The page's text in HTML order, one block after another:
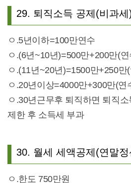
29. 퇴직소득 공제(비과세
ㅇ.5년이하=100만연수
ㅇ.(6년~10년)=500만+200만(연
ㅇ.(11년~20년)=1500만+250만
ㅇ.20년이상=4000만+300만(연
ㅇ.30년근무후 퇴직하면 퇴직
제한 후 소득세 부과
30. 월세 세액공제(연말정
ㅇ.한도 750만원